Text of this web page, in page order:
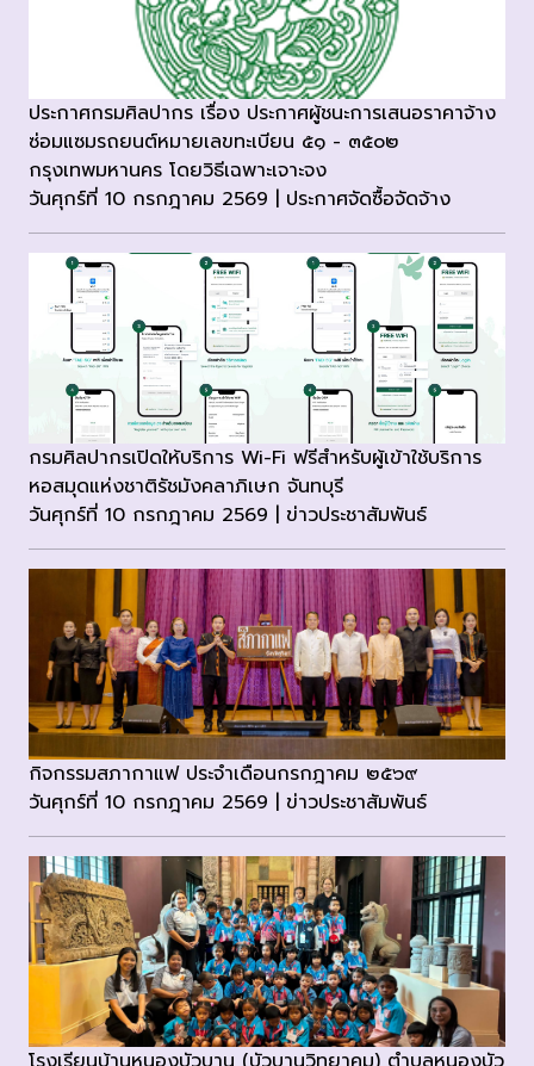
ประกาศกรมศิลปากร เรื่อง ประกาศผู้ชนะการเสนอราคาจ้าง
ซ่อมแซมรถยนต์หมายเลขทะเบียน ๕๑ - ๓๕๐๒
กรุงเทพมหานคร โดยวิธีเฉพาะเจาะจง
วันศุกร์ที่ 10 กรกฎาคม 2569 | ประกาศจัดซื้อจัดจ้าง
กรมศิลปากรเปิดให้บริการ Wi-Fi ฟรีสำหรับผู้เข้าใช้บริการ
หอสมุดแห่งชาติรัชมังคลาภิเษก จันทบุรี
วันศุกร์ที่ 10 กรกฎาคม 2569 | ข่าวประชาสัมพันธ์
กิจกรรมสภากาแฟ ประจำเดือนกรกฎาคม ๒๕๖๙
วันศุกร์ที่ 10 กรกฎาคม 2569 | ข่าวประชาสัมพันธ์